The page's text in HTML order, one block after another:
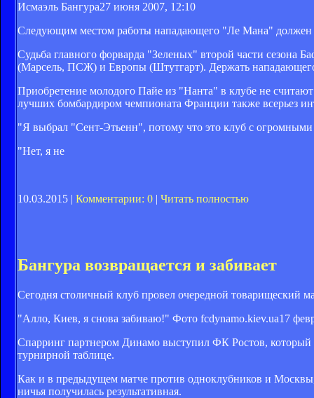
Исмаэль Бангура27 июня 2007, 12:10
Следующим местом работы нападающего "Ле Мана" должен
Судьба главного форварда "Зеленых" второй части сезона
(Марсель, ПСЖ) и Европы (Штутгарт). Держать
Приобретение молодого Пайе из "Нанта" в клубе не
лучших бомбардиром чемпионата Франции также всерьез
"Я выбрал "Сент-Этьенн", потому что это клуб с
"Нет, я не
10.03.2015 | Комментарии: 0 | Читать полностью
Бангура возвращается и забивает
Сегодня столичный клуб провел очередной товарищеский
"Алло, Киев, я снова забиваю!" Фото fcdynamo.kiev.ua17
Спарринг партнером Динамо выступил ФК Ростов, который
турнирной таблице.
Как и в предыдущем матче против одноклубников и
ничья получилась результативная.